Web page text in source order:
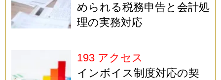
められる税務申告と会計処
理の実務対応
193 アクセス
インボイス制度対応の契